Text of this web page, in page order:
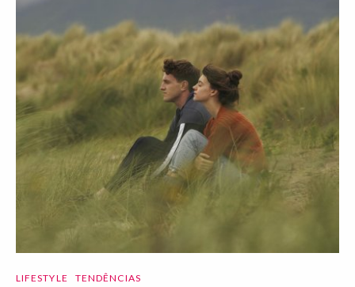
LIFESTYLE TENDÊNCIAS